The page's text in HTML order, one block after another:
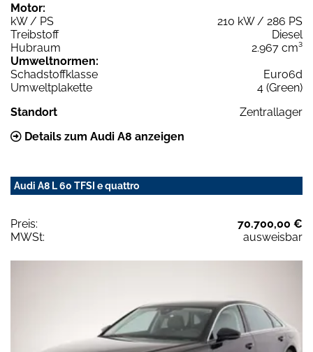
Motor:
kW / PS
210 kW / 286 PS
Treibstoff
Diesel
Hubraum
2.967 cm³
Umweltnormen:
Schadstoffklasse
Euro6d
Umweltplakette
4 (Green)
Standort
Zentrallager
Details zum Audi A8 anzeigen
Audi A8 L 60 TFSI e quattro
Preis:
70.700,00 €
MWSt:
ausweisbar